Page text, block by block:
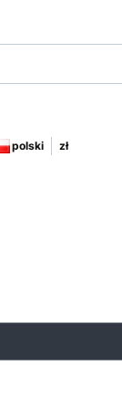
polski zł